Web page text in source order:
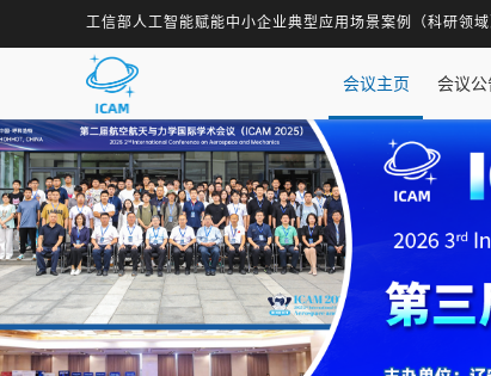
工信部人工智能赋能中小企业典型应用场景案例（科研领域
会议主页 会议公